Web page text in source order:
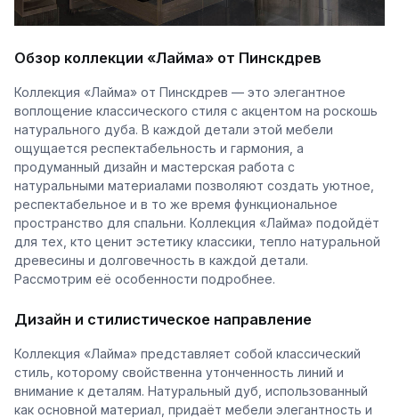
Обзор коллекции «Лайма» от Пинскдрев
Коллекция «Лайма» от Пинскдрев — это элегантное
воплощение классического стиля с акцентом на роскошь
натурального дуба. В каждой детали этой мебели
ощущается респектабельность и гармония, а
продуманный дизайн и мастерская работа с
натуральными материалами позволяют создать уютное,
респектабельное и в то же время функциональное
пространство для спальни. Коллекция «Лайма» подойдёт
для тех, кто ценит эстетику классики, тепло натуральной
древесины и долговечность в каждой детали.
Рассмотрим её особенности подробнее.
Дизайн и стилистическое направление
Коллекция «Лайма» представляет собой классический
стиль, которому свойственна утонченность линий и
внимание к деталям. Натуральный дуб, использованный
как основной материал, придаёт мебели элегантность и